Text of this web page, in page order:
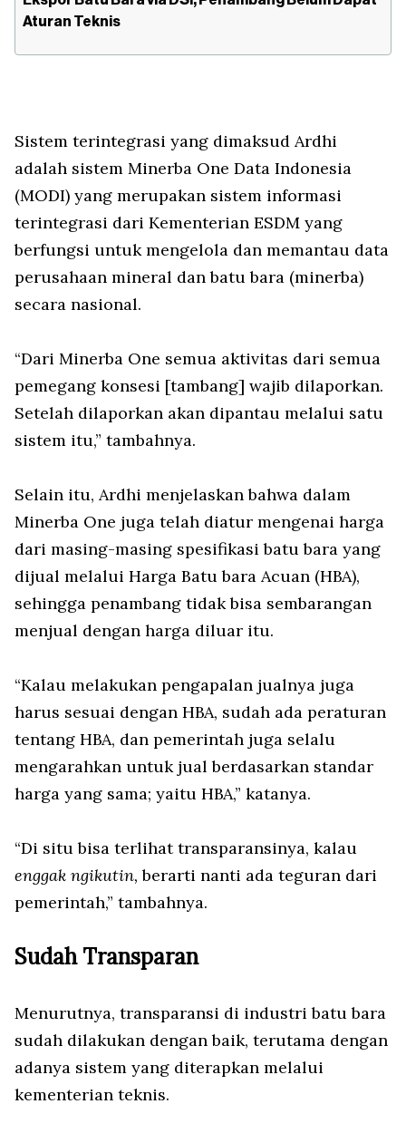
Aturan Teknis
Sistem terintegrasi yang dimaksud Ardhi
adalah sistem Minerba One Data Indonesia
(MODI) yang merupakan sistem informasi
terintegrasi dari Kementerian ESDM yang
berfungsi untuk mengelola dan memantau data
perusahaan mineral dan batu bara (minerba)
secara nasional.
“Dari Minerba One semua aktivitas dari semua
pemegang konsesi [tambang] wajib dilaporkan.
Setelah dilaporkan akan dipantau melalui satu
sistem itu,” tambahnya.
Selain itu, Ardhi menjelaskan bahwa dalam
Minerba One juga telah diatur mengenai harga
dari masing-masing spesifikasi batu bara yang
dijual melalui Harga Batu bara Acuan (HBA),
sehingga penambang tidak bisa sembarangan
menjual dengan harga diluar itu.
“Kalau melakukan pengapalan jualnya juga
harus sesuai dengan HBA, sudah ada peraturan
tentang HBA, dan pemerintah juga selalu
mengarahkan untuk jual berdasarkan standar
harga yang sama; yaitu HBA,” katanya.
“Di situ bisa terlihat transparansinya, kalau
enggak ngikutin, berarti nanti ada teguran dari
pemerintah,” tambahnya.
Sudah Transparan
Menurutnya, transparansi di industri batu bara
sudah dilakukan dengan baik, terutama dengan
adanya sistem yang diterapkan melalui
kementerian teknis.